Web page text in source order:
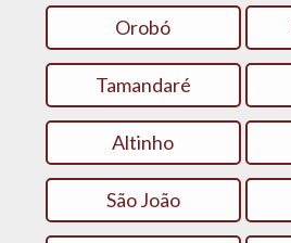
Orobó
Tamandaré
Altinho
São João